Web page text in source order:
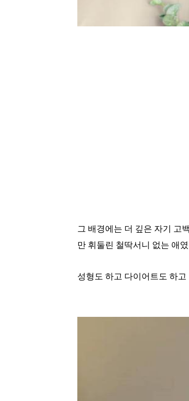
그 배경에는 더 깊은 자기 고
만 휘둘린 철딱서니 없는 애
성형도 하고 다이어트도 하